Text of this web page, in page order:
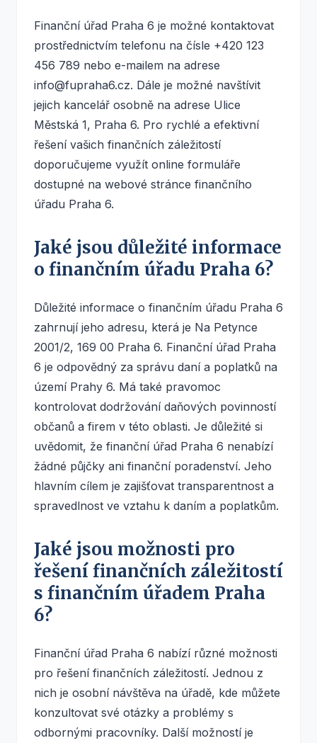
Finanční úřad Praha 6 je možné kontaktovat
prostřednictvím telefonu na čísle +420 123
456 789 nebo e-mailem na adrese
info@fupraha6.cz. Dále je možné navštívit
jejich kancelář osobně na adrese Ulice
Městská 1, Praha 6. Pro rychlé a efektivní
řešení vašich finančních záležitostí
doporučujeme využít online formuláře
dostupné na webové stránce finančního
úřadu Praha 6.
Jaké jsou důležité informace
o finančním úřadu Praha 6?
Důležité informace o finančním úřadu Praha 6
zahrnují jeho adresu, která je Na Petynce
2001/2, 169 00 Praha 6. Finanční úřad Praha
6 je odpovědný za správu daní a poplatků na
území Prahy 6. Má také pravomoc
kontrolovat dodržování daňových povinností
občanů a firem v této oblasti. Je důležité si
uvědomit, že finanční úřad Praha 6 nenabízí
žádné půjčky ani finanční poradenství. Jeho
hlavním cílem je zajišťovat transparentnost a
spravedlnost ve vztahu k daním a poplatkům.
Jaké jsou možnosti pro
řešení finančních záležitostí
s finančním úřadem Praha
6?
Finanční úřad Praha 6 nabízí různé možnosti
pro řešení finančních záležitostí. Jednou z
nich je osobní návštěva na úřadě, kde můžete
konzultovat své otázky a problémy s
odbornými pracovníky. Další možností je